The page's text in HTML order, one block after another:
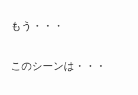
もう・・・
このシーンは・・・